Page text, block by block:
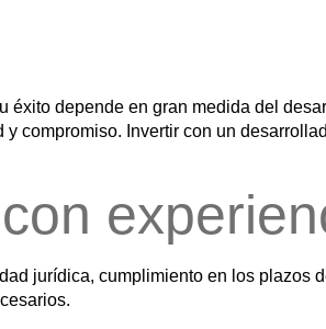
éxito depende en gran medida del
y compromiso. Invertir con un
jurídica, cumplimiento en los plazos